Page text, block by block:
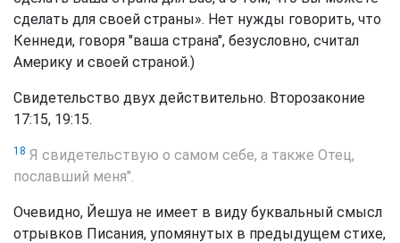
сделать для своей страны». Нет нужды говорить, что
Кеннеди, говоря "ваша страна", безусловно, считал
Америку и своей страной.)
Свидетельство двух действительно. Второзаконие
17:15, 19:15.
18 Я свидетельствую о самом себе, а также Отец,
пославший меня".
Очевидно, Йешуа не имеет в виду буквальный смысл
отрывков Писания, упомянутых в предыдущем стихе,